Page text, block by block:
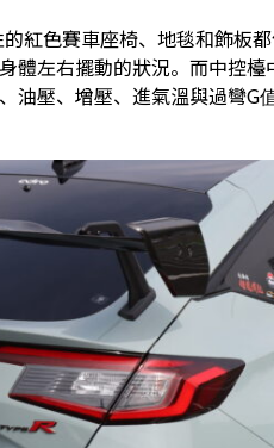
紅色賽車座椅、地毯和飾板
體左右擺動的狀況。而中控
油壓、增壓、進氣溫與過彎